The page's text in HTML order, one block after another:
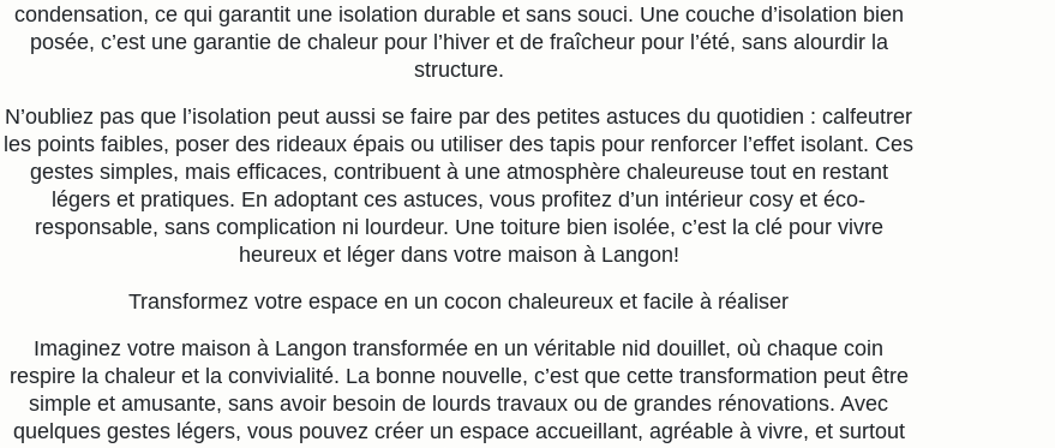
condensation, ce qui garantit une isolation durable et sans souci. Une couche d’isolation bien
posée, c’est une garantie de chaleur pour l’hiver et de fraîcheur pour l’été, sans alourdir la
structure.
N’oubliez pas que l’isolation peut aussi se faire par des petites astuces du quotidien : calfeutrer
les points faibles, poser des rideaux épais ou utiliser des tapis pour renforcer l’effet isolant. Ces
gestes simples, mais efficaces, contribuent à une atmosphère chaleureuse tout en restant
légers et pratiques. En adoptant ces astuces, vous profitez d’un intérieur cosy et éco-
responsable, sans complication ni lourdeur. Une toiture bien isolée, c’est la clé pour vivre
heureux et léger dans votre maison à Langon!
Transformez votre espace en un cocon chaleureux et facile à réaliser
Imaginez votre maison à Langon transformée en un véritable nid douillet, où chaque coin
respire la chaleur et la convivialité. La bonne nouvelle, c’est que cette transformation peut être
simple et amusante, sans avoir besoin de lourds travaux ou de grandes rénovations. Avec
quelques gestes légers, vous pouvez créer un espace accueillant, agréable à vivre, et surtout